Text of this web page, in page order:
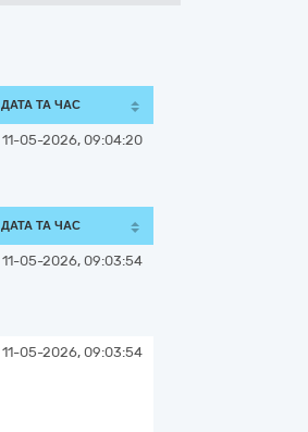
ДАТА ТА ЧАС
11-05-2026, 09:04:20
ДАТА ТА ЧАС
11-05-2026, 09:03:54
11-05-2026, 09:03:54